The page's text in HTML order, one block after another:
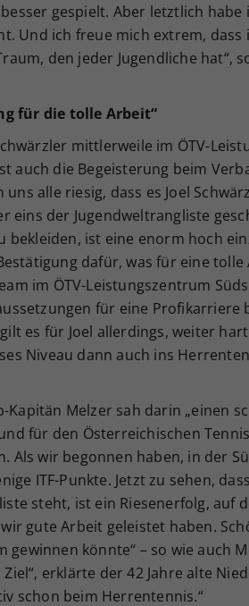
gespielt. Aber letztlich habe
Und ich freue mich extrem, dass
den jeder Jugendliche hat“,
für die tolle Arbeit“
mittlerweile im ÖTV-
auch die Begeisterung beim
alle riesig, dass es Joel
eins der Jugendweltrangliste
ist eine enorm hoch
dafür, was für eine tolle
im ÖTV-Leistungszentrum
für eine Profikarriere
es für Joel allerdings, weiter
Niveau dann auch ins
Kapitän Melzer sah darin „einen
für den Österreichischen
Als wir begonnen haben, in der
ITF-Punkte. Jetzt zu sehen,
steht, ist ein Riesenerfolg, auf
gute Arbeit geleistet haben.
gewinnen könnte“ – so wie auch
erklärte der 42 Jahre alte
schon beim Herrentennis.“